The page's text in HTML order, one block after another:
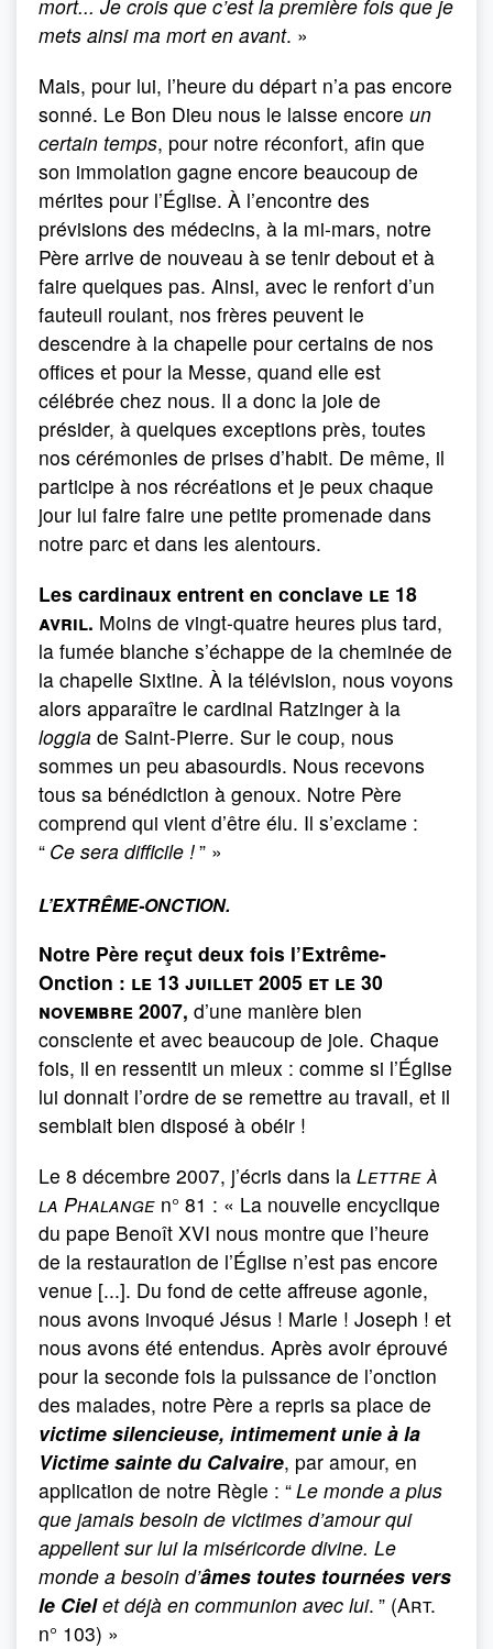
mort... Je crois que c’est la première fois que je
mets ainsi ma mort en avant. »
Mais, pour lui, l’heure du départ n’a pas encore
sonné. Le Bon Dieu nous le laisse encore un
certain temps, pour notre réconfort, afin que
son immolation gagne encore beaucoup de
mérites pour l’Église. À l’encontre des
prévisions des médecins, à la mi-mars, notre
Père arrive de nouveau à se tenir debout et à
faire quelques pas. Ainsi, avec le renfort d’un
fauteuil roulant, nos frères peuvent le
descendre à la chapelle pour certains de nos
offices et pour la Messe, quand elle est
célébrée chez nous. Il a donc la joie de
présider, à quelques exceptions près, toutes
nos cérémonies de prises d’habit. De même, il
participe à nos récréations et je peux chaque
jour lui faire faire une petite promenade dans
notre parc et dans les alentours.
Les cardinaux entrent en conclave le 18
avril. Moins de vingt-quatre heures plus tard,
la fumée blanche s’échappe de la cheminée de
la chapelle Sixtine. À la télévision, nous voyons
alors apparaître le cardinal Ratzinger à la
loggia de Saint-Pierre. Sur le coup, nous
sommes un peu abasourdis. Nous recevons
tous sa bénédiction à genoux. Notre Père
comprend qui vient d’être élu. Il s’exclame :
“ Ce sera difficile !” »
L’EXTRÊME-ONCTION.
Notre Père reçut deux fois l’Extrême-
Onction : le 13 juillet 2005 et le 30
novembre 2007, d’une manière bien
consciente et avec beaucoup de joie. Chaque
fois, il en ressentit un mieux : comme si l’Église
lui donnait l’ordre de se remettre au travail, et il
semblait bien disposé à obéir !
Le 8 décembre 2007, j’écris dans la Lettre à
la Phalange n° 81 : « La nouvelle encyclique
du pape Benoît XVI nous montre que l’heure
de la restauration de l’Église n’est pas encore
venue [...]. Du fond de cette affreuse agonie,
nous avons invoqué Jésus ! Marie ! Joseph ! et
nous avons été entendus. Après avoir éprouvé
pour la seconde fois la puissance de l’onction
des malades, notre Père a repris sa place de
victime silencieuse, intimement unie à la
Victime sainte du Calvaire, par amour, en
application de notre Règle : “Le monde a plus
que jamais besoin de victimes d’amour qui
appellent sur lui la miséricorde divine. Le
monde a besoin d’âmes toutes tournées vers
le Cielet déjà en communion avec lui. ” (Art.
n° 103) »